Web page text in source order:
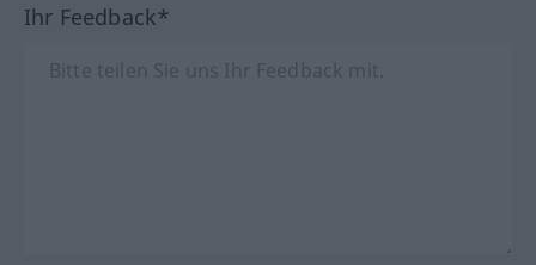
Ihr Feedback*